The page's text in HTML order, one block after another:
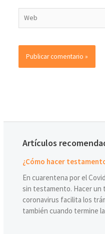
Artículos
¿Cómo hacer
En cuarentena por el
sin testamento. Hacer
coronavirus facilita los
también cuando termine